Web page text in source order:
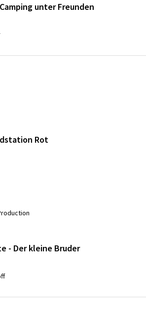
unter Freunden
Rot
- Der kleine Bruder